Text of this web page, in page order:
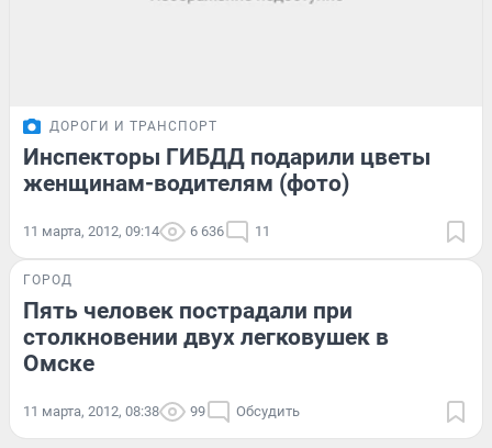
ДОРОГИ И ТРАНСПОРТ
Инспекторы ГИБДД подарили цветы
женщинам-водителям (фото)
11 марта, 2012, 09:14 6 636 11
ГОРОД
Пять человек пострадали при
столкновении двух легковушек в
Омске
11 марта, 2012, 08:38 99 Обсудить